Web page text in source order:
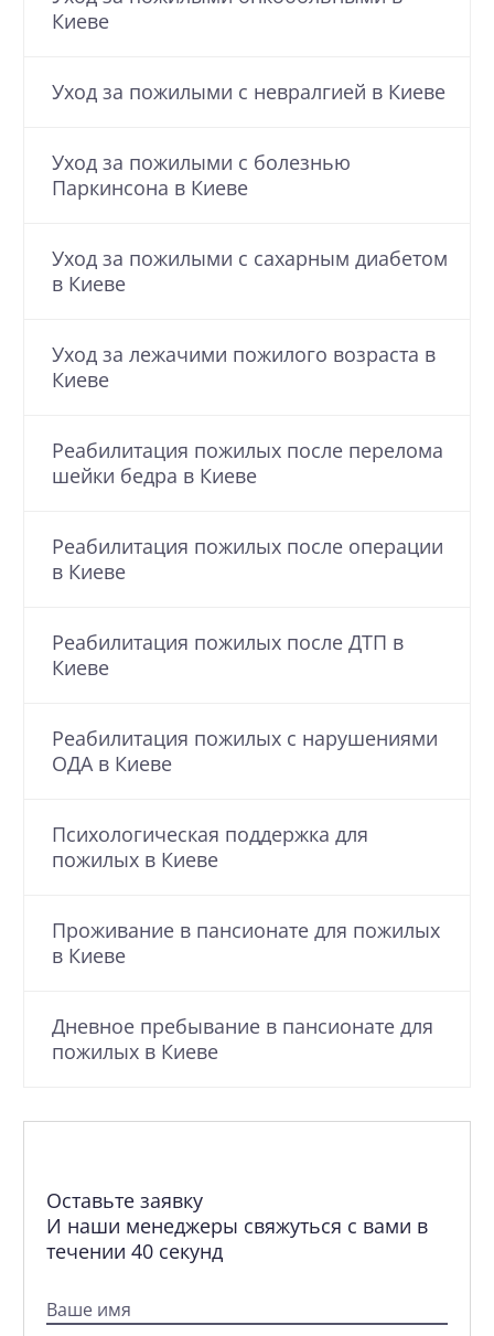
Киеве
Уход за пожилыми с невралгией в Киеве
Уход за пожилыми с болезнью
Паркинсона в Киеве
Уход за пожилыми с cахарным диабетом
в Киеве
Уход за лежачими пожилого возраста в
Киеве
Реабилитация пожилых после перелома
шейки бедра в Киеве
Реабилитация пожилых после операции
в Киеве
Реабилитация пожилых после ДТП в
Киеве
Реабилитация пожилых с нарушениями
ОДА в Киеве
Психологическая поддержка для
пожилых в Киеве
Проживание в пансионате для пожилых
в Киеве
Дневное пребывание в пансионате для
пожилых в Киеве
Оставьте заявку
И наши менеджеры свяжуться с вами в
течении 40 секунд
Ваше имя